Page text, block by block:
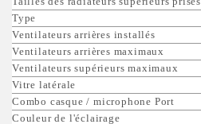
Type
Ventilateurs arrières installés
Ventilateurs arrières maximaux
Ventilateurs supérieurs maximaux
Vitre latérale
Combo casque / microphone Port
Couleur de l'éclairage